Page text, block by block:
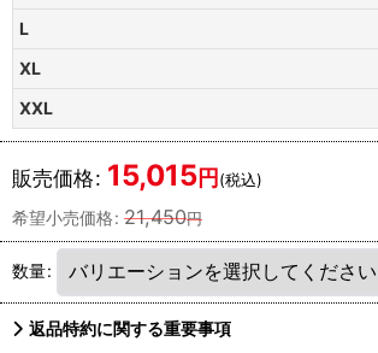
L
XL
XXL
販売価格: 15,015円(税込)
希望小売価格: 21,450円
数量:
返品特約に関する重要事項